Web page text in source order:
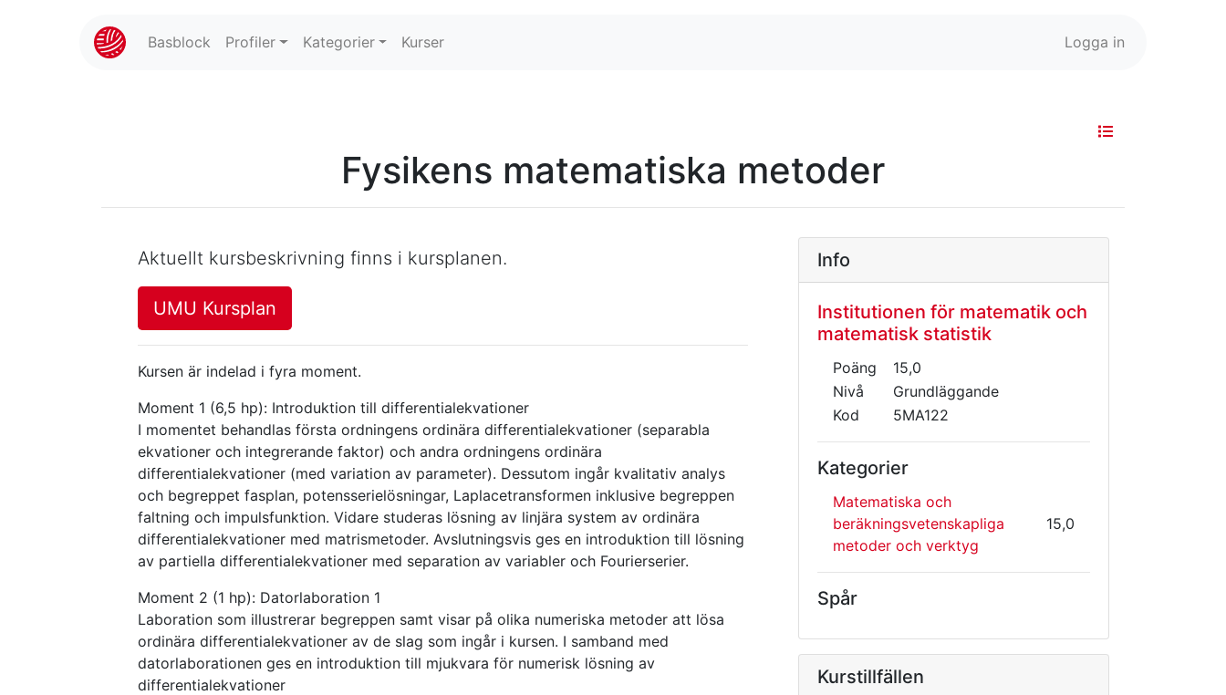
Basblock Profiler Kategorier Kurser Logga in
Fysikens matematiska metoder
Aktuellt kursbeskrivning finns i kursplanen.
UMU Kursplan
Kursen är indelad i fyra moment.
Moment 1 (6,5 hp): Introduktion till differentialekvationer
I momentet behandlas första ordningens ordinära differentialekvationer (separabla
ekvationer och integrerande faktor) och andra ordningens ordinära
differentialekvationer (med variation av parameter). Dessutom ingår kvalitativ analys
och begreppet fasplan, potensserielösningar, Laplacetransformen inklusive begreppen
faltning och impulsfunktion. Vidare studeras lösning av linjära system av ordinära
differentialekvationer med matrismetoder. Avslutningsvis ges en introduktion till lösning
av partiella differentialekvationer med separation av variabler och Fourierserier.
Moment 2 (1 hp): Datorlaboration 1
Laboration som illustrerar begreppen samt visar på olika numeriska metoder att lösa
ordinära differentialekvationer av de slag som ingår i kursen. I samband med
datorlaborationen ges en introduktion till mjukvara för numerisk lösning av
differentialekvationer
Info
Institutionen för matematik och
matematisk statistik
Poäng
15,0
Nivå
Grundläggande
Kod
5MA122
Kategorier
Matematiska och
beräkningsvetenskapliga
metoder och verktyg
15,0
Spår
Kurstillfällen